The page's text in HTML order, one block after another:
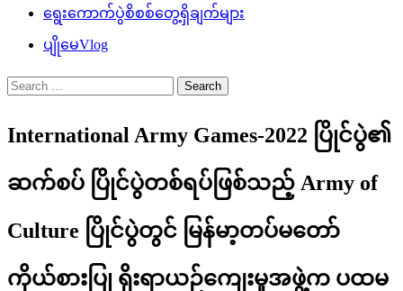
ရွေးကောက်ပွဲစိစစ်တွေ့ရှိချက်များ
ပျိုမေVlog
Search
for:
International Army Games-2022 ပြိုင်ပွဲ၏
ဆက်စပ် ပြိုင်ပွဲတစ်ရပ်ဖြစ်သည့် Army of
Culture ပြိုင်ပွဲတွင် မြန်မာ့တပ်မတော်
ကိုယ်စားပြု ရိုးရာယဉ်ကျေးမှုအဖွဲ့က ပထမ